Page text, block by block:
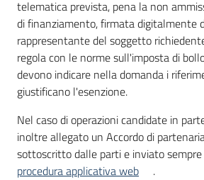
telematica prevista, pena la non
di finanziamento, firmata digitalmente
rappresentante del soggetto
regola con le norme sull'imposta di
devono indicare nella domanda i
giustificano l'esenzione.
Nel caso di operazioni candidate in
inoltre allegato un Accordo di
sottoscritto dalle parti e inviato
procedura applicativa web
.